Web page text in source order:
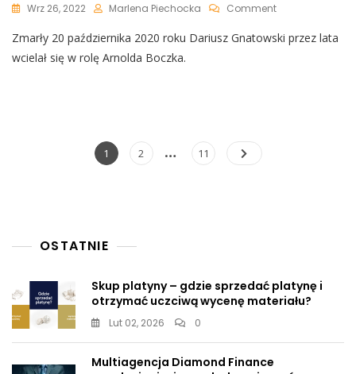
Wrz 26, 2022 Marlena Piechocka CommentOn
Odejścia
Zmarły 20 października 2020 roku Dariusz Gnatowski przez lata
wcielał się w rolę Arnolda Boczka.
Nawigacja
Page
1 Page
2 … Page
11
OSTATNIE
Skup platyny – gdzie sprzedać platynę i
otrzymać uczciwą wycenę materiału?
Lut 02, 2026 0
Multiagencja Diamond Finance